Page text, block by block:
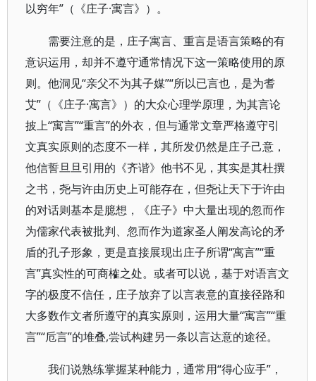
以穷年”（《庄子·寓言》）。
需要注意的是，庄子寓言、重言是语言策略的有
意识运用，却并不遵守通常情况下这一策略使用的原
则。他洞见“亲父不为其子媒”“所以已言也，是为耆
艾”（《庄子·寓言》）的大众心理学原理，为其言论
披上“寓言”“重言”的外衣，但与通常文章严格遵守引
文真实原则的态度不一样，其所发仍然是庄子己意，
他信誓旦旦引用的《齐谐》他书不见，其实是其杜撰
之书，尧与许由历史上可能存在，但尧让天下于许由
的对话则基本是臆想，《庄子》中大量出现的忽而作
为儒家代表被批判、忽而作为道家圣人阐发高论的矛
盾的孔子形象，更是直接展现出庄子所谓“寓言”“重
言”真实性的可商榷之处。或者可以说，基于对语言文
字的极度不信任，庄子放弃了以言表意的直接径路和
大多数作文者所遵守的真实原则，运用大量“寓言”“重
言”“卮言”的堆叠,尝试构建另一条以言达意的途径。
我们说熟练掌握某种能力，通常用“得心应手”，